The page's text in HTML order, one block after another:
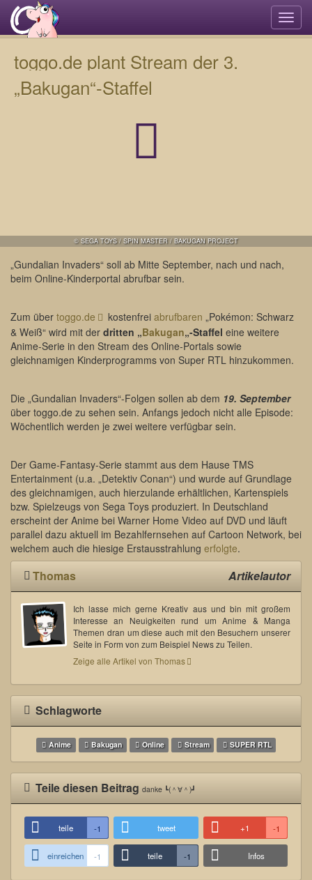
toggo.de plant Stream der 3.
„Bakugan“-Staffel
© SEGA TOYS / SPIN MASTER / BAKUGAN PROJECT
„Gundalian Invaders“ soll ab Mitte September, nach und nach,
beim Online-Kinderportal abrufbar sein.
Zum über toggo.de kostenfrei abrufbaren „Pokémon: Schwarz
& Weiß“ wird mit der dritten „Bakugan„-Staffel eine weitere
Anime-Serie in den Stream des Online-Portals sowie
gleichnamigen Kinderprogramms von Super RTL hinzukommen.
Die „Gundalian Invaders“-Folgen sollen ab dem 19. September
über toggo.de zu sehen sein. Anfangs jedoch nicht alle Episode:
Wöchentlich werden je zwei weitere verfügbar sein.
Der Game-Fantasy-Serie stammt aus dem Hause TMS
Entertainment (u.a. „Detektiv Conan“) und wurde auf Grundlage
des gleichnamigen, auch hierzulande erhältlichen, Kartenspiels
bzw. Spielzeugs von Sega Toys produziert. In Deutschland
erscheint der Anime bei Warner Home Video auf DVD und läuft
parallel dazu aktuell im Bezahlfernsehen auf Cartoon Network, bei
welchem auch die hiesige Erstausstrahlung erfolgte.
Thomas Artikelautor
Ich lasse mich gerne Kreativ aus und bin mit großem
Interesse an Neuigkeiten rund um Anime & Manga
Themen dran um diese auch mit den Besuchern unserer
Seite in Form von zum Beispiel News zu Teilen.
Zeige alle Artikel von Thomas
Schlagworte
Anime Bakugan Online Stream SUPER RTL
Teile diesen Beitragdanke ┗(＾∀＾)┛
teile -1 tweet +1 -1
einreichen -1 teile -1 Infos